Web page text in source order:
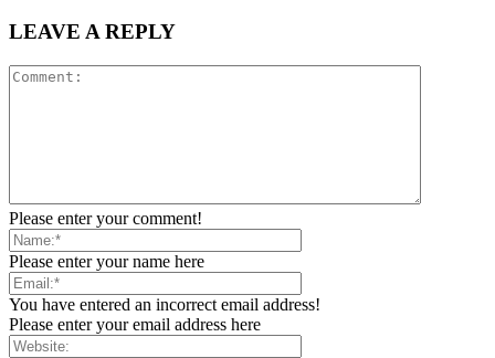
LEAVE A REPLY
Please enter your comment!
Please enter your name here
You have entered an incorrect email address!
Please enter your email address here